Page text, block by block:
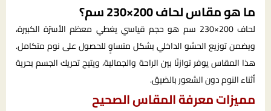
ما هو مقاس لحاف 200×230 سم؟
لحاف 200×230 سم هو حجم قياسي يغطي معظم الأسرّة الكبيرة،
ويضمن توزيع الحشو الداخلي بشكل متساوٍ للحصول على نوم متكامل.
هذا المقاس يوفر توازنًا بين الراحة والجمالية، ويتيح تحريك الجسم بحرية
أثناء النوم دون الشعور بالضيق.
مميزات معرفة المقاس الصحيح